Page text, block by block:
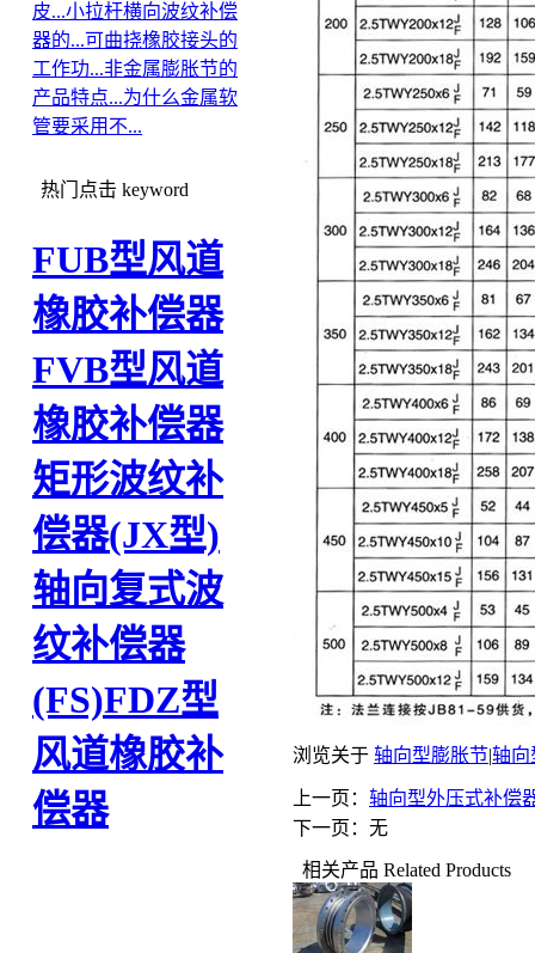
皮...小拉杆横向波纹补偿
器的...可曲挠橡胶接头的
工作功...非金属膨胀节的
产品特点...为什么金属软
管要采用不...
热门点击 keyword
FUB型风道
橡胶补偿器
FVB型风道
橡胶补偿器
矩形波纹补
偿器(JX型)
轴向复式波
纹补偿器
(FS)FDZ型
风道橡胶补
偿器
浏览关于 轴向型膨胀节|轴向
上一页： 轴向型外压式补偿
下一页：无
相关产品 Related Products